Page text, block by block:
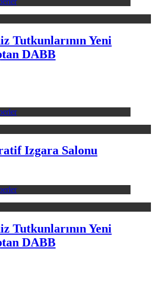
Tutkunlarının Yeni
DABB
Izgara Salonu
Tutkunlarının Yeni
DABB